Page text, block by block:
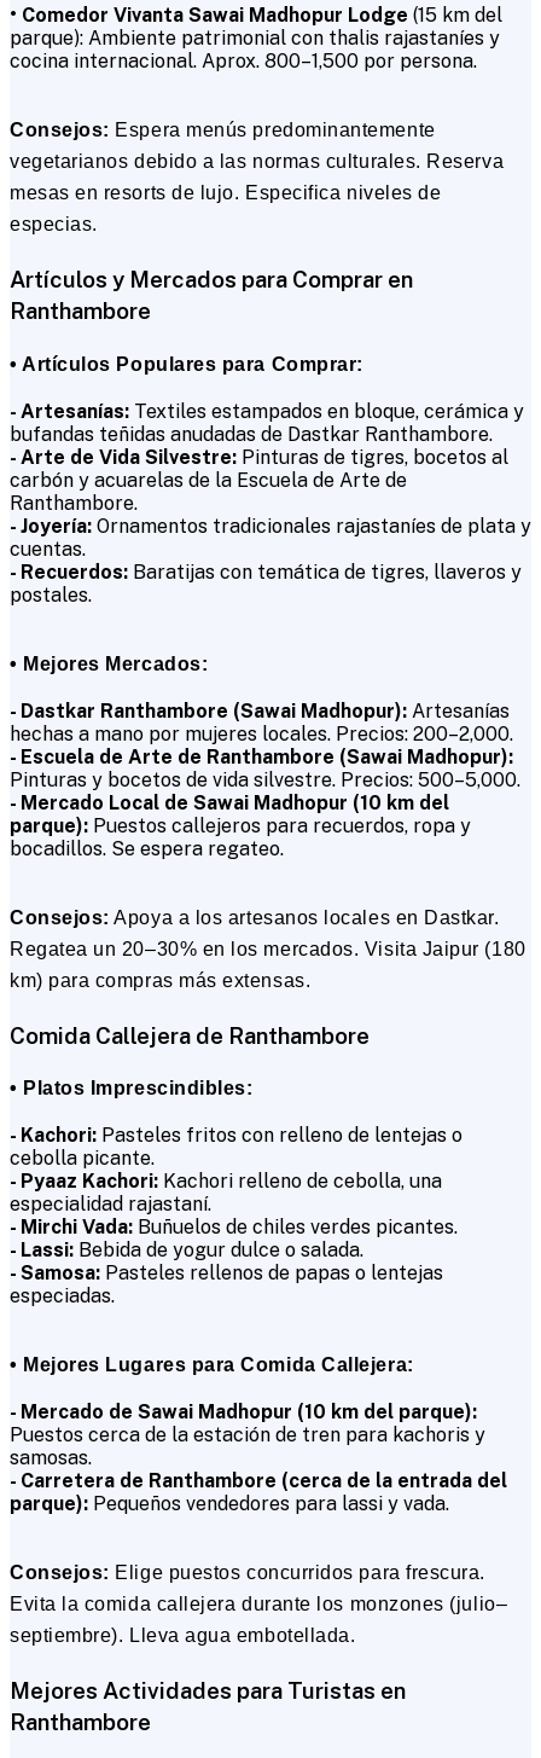
• Comedor Vivanta Sawai Madhopur Lodge (15 km del
parque): Ambiente patrimonial con thalis rajastaníes y
cocina internacional. Aprox. ₹800–₹1,500 por persona.
Consejos: Espera menús predominantemente
vegetarianos debido a las normas culturales. Reserva
mesas en resorts de lujo. Especifica niveles de
especias.
Artículos y Mercados para Comprar en
Ranthambore
• Artículos Populares para Comprar:
- Artesanías: Textiles estampados en bloque, cerámica y
bufandas teñidas anudadas de Dastkar Ranthambore.
- Arte de Vida Silvestre: Pinturas de tigres, bocetos al
carbón y acuarelas de la Escuela de Arte de
Ranthambore.
- Joyería: Ornamentos tradicionales rajastaníes de plata y
cuentas.
- Recuerdos: Baratijas con temática de tigres, llaveros y
postales.
• Mejores Mercados:
- Dastkar Ranthambore (Sawai Madhopur): Artesanías
hechas a mano por mujeres locales. Precios: ₹200–₹2,000.
- Escuela de Arte de Ranthambore (Sawai Madhopur):
Pinturas y bocetos de vida silvestre. Precios: ₹500–₹5,000.
- Mercado Local de Sawai Madhopur (10 km del
parque): Puestos callejeros para recuerdos, ropa y
bocadillos. Se espera regateo.
Consejos: Apoya a los artesanos locales en Dastkar.
Regatea un 20–30% en los mercados. Visita Jaipur (180
km) para compras más extensas.
Comida Callejera de Ranthambore
• Platos Imprescindibles:
- Kachori: Pasteles fritos con relleno de lentejas o
cebolla picante.
- Pyaaz Kachori: Kachori relleno de cebolla, una
especialidad rajastaní.
- Mirchi Vada: Buñuelos de chiles verdes picantes.
- Lassi: Bebida de yogur dulce o salada.
- Samosa: Pasteles rellenos de papas o lentejas
especiadas.
• Mejores Lugares para Comida Callejera:
- Mercado de Sawai Madhopur (10 km del parque):
Puestos cerca de la estación de tren para kachoris y
samosas.
- Carretera de Ranthambore (cerca de la entrada del
parque): Pequeños vendedores para lassi y vada.
Consejos: Elige puestos concurridos para frescura.
Evita la comida callejera durante los monzones (julio–
septiembre). Lleva agua embotellada.
Mejores Actividades para Turistas en
Ranthambore